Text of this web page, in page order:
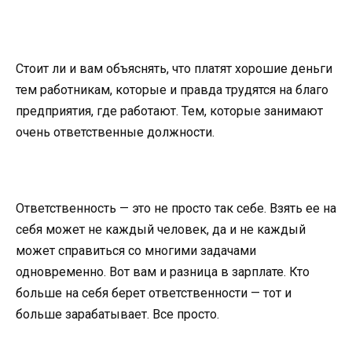
Стоит ли и вам объяснять, что платят хорошие деньги
тем работникам, которые и правда трудятся на благо
предприятия, где работают. Тем, которые занимают
очень ответственные должности.
Ответственность — это не просто так себе. Взять ее на
себя может не каждый человек, да и не каждый
может справиться со многими задачами
одновременно. Вот вам и разница в зарплате. Кто
больше на себя берет ответственности — тот и
больше зарабатывает. Все просто.